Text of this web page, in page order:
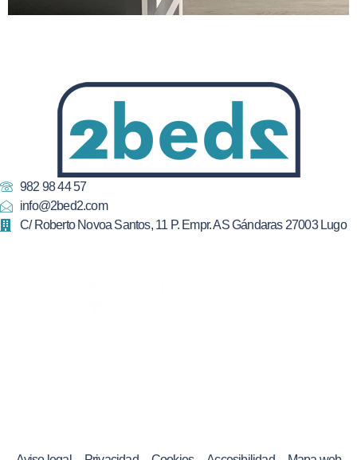
982 98 44 57
info@2bed2.com
C/ Roberto Novoa Santos, 11 P. Empr. AS Gándaras 27003 Lugo